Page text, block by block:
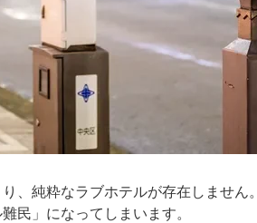
、純粋なラブホテルが存在しません。
民」になってしまいます。